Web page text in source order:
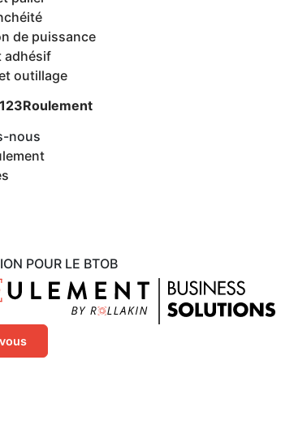
POUR LE BTOB
de puissance
adhésif
outillage
nous